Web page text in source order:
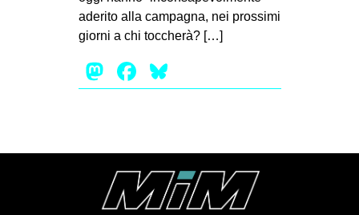
aderito alla campagna, nei prossimi
giorni a chi toccherà? […]
Mastodon
Facebook